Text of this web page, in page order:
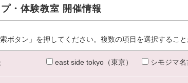
・体験教室 開催情報
ボタン」を押してください。複数の項目を選択すること
east side tokyo（東京） シモジマ